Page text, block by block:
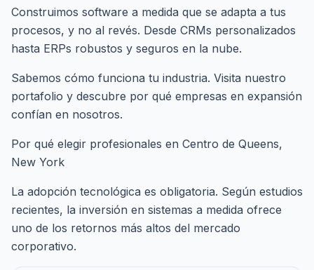
Construimos software a medida que se adapta a tus
procesos, y no al revés. Desde CRMs personalizados
hasta ERPs robustos y seguros en la nube.
Sabemos cómo funciona tu industria. Visita nuestro
portafolio y descubre por qué empresas en expansión
confían en nosotros.
Por qué elegir profesionales en Centro de Queens,
New York
La adopción tecnológica es obligatoria. Según estudios
recientes, la inversión en sistemas a medida ofrece
uno de los retornos más altos del mercado
corporativo.